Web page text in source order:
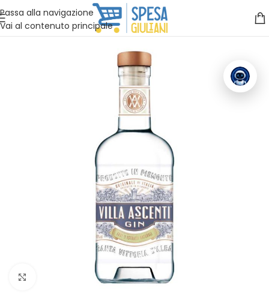
Passa alla navigazione
Vai al contenuto principale
Vuoi assistenza?Clicca qui e ti richiamiamo noi
Clicca per ingrandire